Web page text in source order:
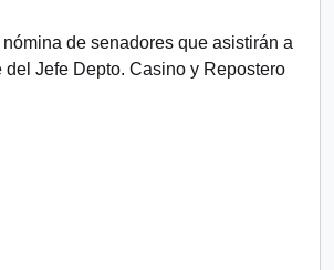
de senadores que asistirán a
Jefe Depto. Casino y Repostero